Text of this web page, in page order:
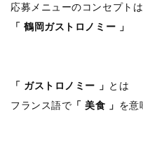
応募メニューのコンセプトは
「 鶴岡ガストロノミー 」
「 ガストロノミー 」 とは
フランス語で 「 美食 」 を意